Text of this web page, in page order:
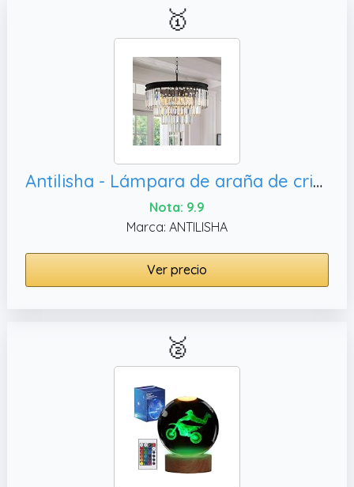
🥇
Antilisha - Lámpara de araña de cristal con 8 luces para comedor, color negro
Nota: 9.9
Marca: ANTILISHA
Ver precio
🥈